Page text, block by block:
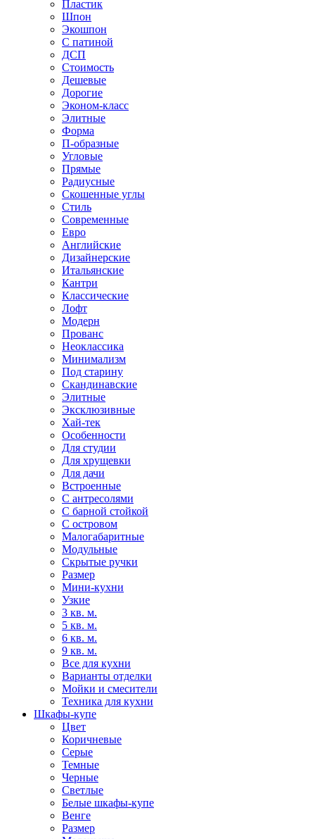
Пластик
Шпон
Экошпон
С патиной
ДСП
Стоимость
Дешевые
Дорогие
Эконом-класс
Элитные
Форма
П-образные
Угловые
Прямые
Радиусные
Скошенные углы
Стиль
Современные
Евро
Английские
Дизайнерские
Итальянские
Кантри
Классические
Лофт
Модерн
Прованс
Неоклассика
Минимализм
Под старину
Скандинавские
Элитные
Эксклюзивные
Хай-тек
Особенности
Для студии
Для хрущевки
Для дачи
Встроенные
С антресолями
С барной стойкой
С островом
Малогабаритные
Модульные
Скрытые ручки
Размер
Мини-кухни
Узкие
3 кв. м.
5 кв. м.
6 кв. м.
9 кв. м.
Все для кухни
Варианты отделки
Мойки и смесители
Техника для кухни
Шкафы-купе
Цвет
Коричневые
Серые
Темные
Черные
Светлые
Белые шкафы-купе
Венге
Размер